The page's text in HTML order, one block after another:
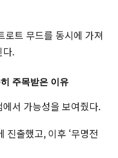
로트 무드를 동시에 가져
다.
주목받은 이유
서 가능성을 보여줬다.
진출했고, 이후 ‘무명전